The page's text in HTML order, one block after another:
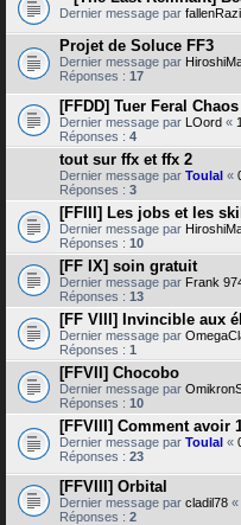
Dernier message par
Projet de Soluce FF3
Dernier message par
Réponses : 17
[FFDD] Tuer Feral
Dernier message par LOord «
Réponses : 4
tout sur ffx et ffx 2
Dernier message par Toulal «
Réponses : 3
[FFIII] Les jobs et les
Dernier message par
Réponses : 10
[FF IX] soin gratuit
Dernier message par Frank
Réponses : 13
[FF VIII] Invincible aux
Dernier message par
Réponses : 1
[FFVII] Chocobo
Dernier message par
Réponses : 10
[FFVIII] Comment avoir
Dernier message par Toulal «
Réponses : 23
[FFVIII] Orbital
Dernier message par cladil78 «
Réponses : 2